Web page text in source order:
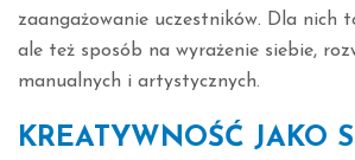
zaangażowanie uczestników. Dla nich
ale też sposób na wyrażenie siebie,
manualnych i artystycznych.
KREATYWNOŚĆ JAKO